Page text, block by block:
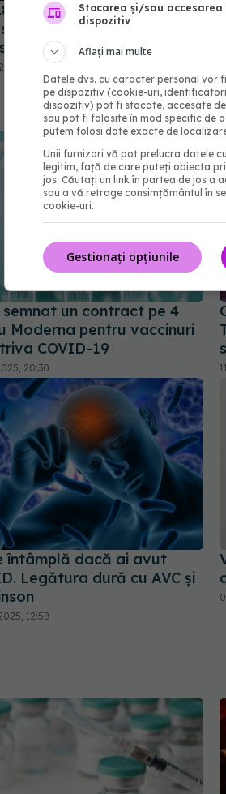
noua variantă COVID
infecțiile. Care
17:14
semnat un contract pe 4
Moderna pentru vaccinuri
COVID-19
20:30
întâmplă dacă ai avut
Legătura dură cu AVC și
12:58
Stocarea și/sau
dispozitiv
Aflați mai multe
Datele dvs. cu caracter personal vor
pe dispozitiv (cookie-uri,
dispozitiv) pot fi stocate, accesate
sau pot fi folosite în mod specific de
putem folosi date exacte de
Unii furnizori vă pot prelucra datele
legitim, față de care puteți obiecta
jos. Căutați un link în partea de jos a
sau a vă retrage consimțământul în
cookie-uri.
Gestionați opțiunile